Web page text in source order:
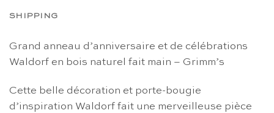
SHIPPING
Grand anneau d’anniversaire et de célébrations
Waldorf en bois naturel fait main – Grimm’s
Cette belle décoration et porte-bougie
d’inspiration Waldorf fait une merveilleuse pièce